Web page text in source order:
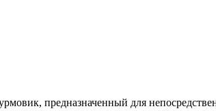
предназначенный для